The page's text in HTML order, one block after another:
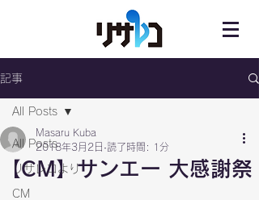
記事
All Posts
リサレコより
CM
All Posts
【CM】サンエー 大感謝祭
Masaru Kuba
2018年3月2日 読了時間: 1分